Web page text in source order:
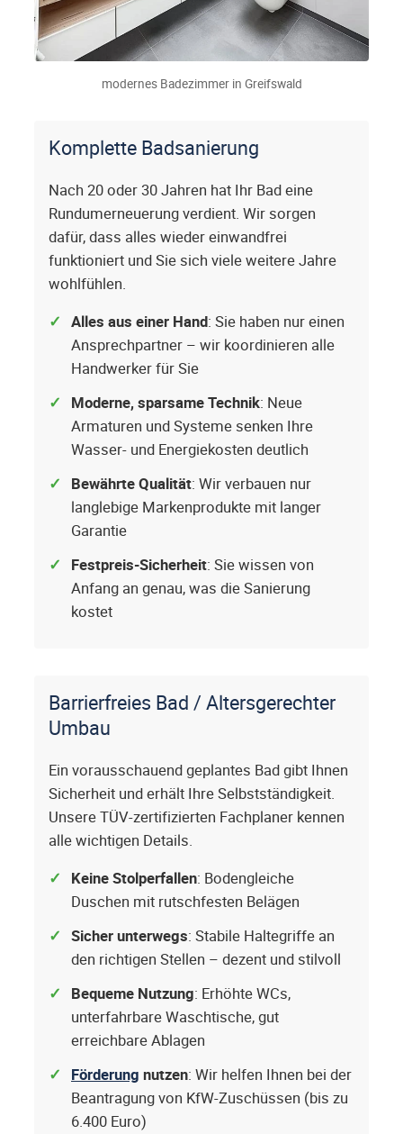
modernes Badezimmer in Greifswald
Komplette Badsanierung
Nach 20 oder 30 Jahren hat Ihr Bad eine
Rundumerneuerung verdient. Wir sorgen
dafür, dass alles wieder einwandfrei
funktioniert und Sie sich viele weitere Jahre
wohlfühlen.
Alles aus einer Hand: Sie haben nur einen
Ansprechpartner – wir koordinieren alle
Handwerker für Sie
Moderne, sparsame Technik: Neue
Armaturen und Systeme senken Ihre
Wasser- und Energiekosten deutlich
Bewährte Qualität: Wir verbauen nur
langlebige Markenprodukte mit langer
Garantie
Festpreis-Sicherheit: Sie wissen von
Anfang an genau, was die Sanierung
kostet
Barrierfreies Bad / Altersgerechter
Umbau
Ein vorausschauend geplantes Bad gibt Ihnen
Sicherheit und erhält Ihre Selbstständigkeit.
Unsere TÜV-zertifizierten Fachplaner kennen
alle wichtigen Details.
Keine Stolperfallen: Bodengleiche
Duschen mit rutschfesten Belägen
Sicher unterwegs: Stabile Haltegriffe an
den richtigen Stellen – dezent und stilvoll
Bequeme Nutzung: Erhöhte WCs,
unterfahrbare Waschtische, gut
erreichbare Ablagen
Förderung nutzen: Wir helfen Ihnen bei der
Beantragung von KfW-Zuschüssen (bis zu
6.400 Euro)